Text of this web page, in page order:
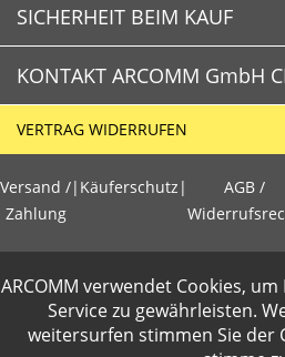
ARCOMM verwendet Cookies,
Service zu gewährleisten.
weitersurfen stimmen Sie der
SICHERHEIT BEIM KAUF
CD-FACHMARKT.de
Schnelle Lieferzeiten
Käuferschutz
Sichere Zahlung mit
PCI DSS geprüft
perfekter Schutz gegen
KONTAKT ARCOMM GmbH
+49 (0)30 351 26 92 80
info@cd-fachmarkt.de
VERTRAG WIDERRUFEN
Versand /
Zahlung
| Käuferschutz |
AGB /
Gewerbetreibende loggen sich
Nettopreise. Preisangaben inkl.19%